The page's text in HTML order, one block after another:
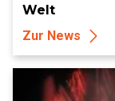
Welt
Zur News